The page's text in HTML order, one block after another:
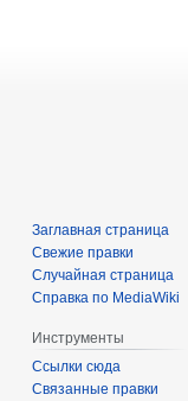
Заглавная страница
Свежие правки
Случайная страница
Справка по MediaWiki
Инструменты
Ссылки сюда
Связанные правки